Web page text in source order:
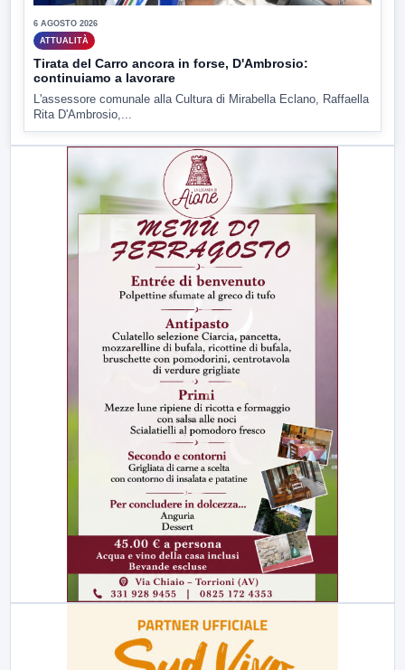
6 AGOSTO 2026
ATTUALITÀ
Tirata del Carro ancora in forse, D'Ambrosio:
continuiamo a lavorare
L'assessore comunale alla Cultura di Mirabella Eclano, Raffaella
Rita D'Ambrosio,...